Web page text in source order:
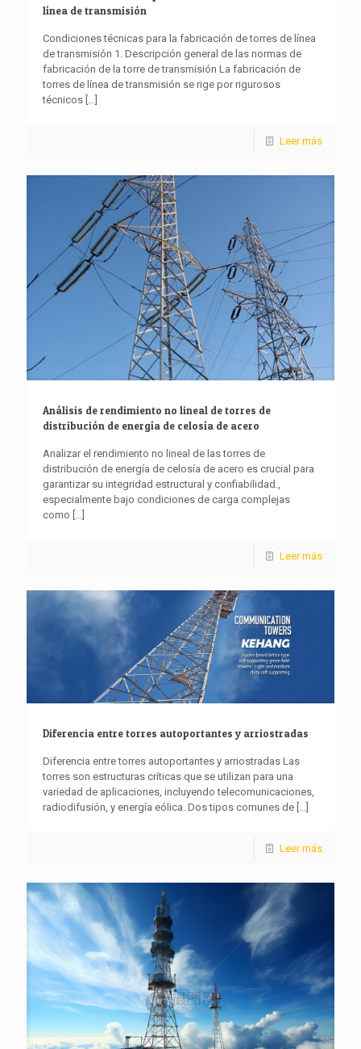
línea de transmisión
Condiciones técnicas para la fabricación de torres de línea
de transmisión 1. Descripción general de las normas de
fabricación de la torre de transmisión La fabricación de
torres de línea de transmisión se rige por rigurosos
técnicos [...]
Leer más
Análisis de rendimiento no lineal de torres de
distribución de energía de celosía de acero
Analizar el rendimiento no lineal de las torres de
distribución de energía de celosía de acero es crucial para
garantizar su integridad estructural y confiabilidad.,
especialmente bajo condiciones de carga complejas
como [...]
Leer más
Diferencia entre torres autoportantes y arriostradas
Diferencia entre torres autoportantes y arriostradas Las
torres son estructuras críticas que se utilizan para una
variedad de aplicaciones, incluyendo telecomunicaciones,
radiodifusión, y energía eólica. Dos tipos comunes de [...]
Leer más